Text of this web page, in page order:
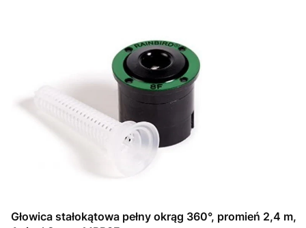
Głowica stałokątowa pełny okrąg 360°, promień 2,4 m,